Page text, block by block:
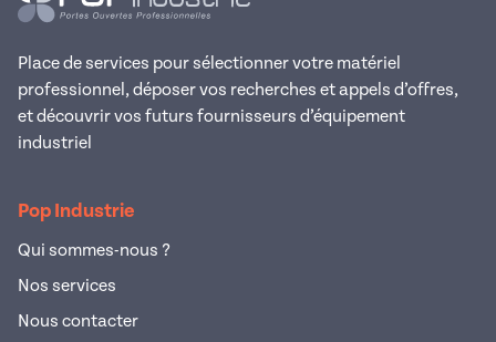
Place de services pour sélectionner votre matériel
professionnel, déposer vos recherches et appels d’offres,
et découvrir vos futurs fournisseurs d’équipement
industriel
Pop Industrie
Qui sommes-nous ?
Nos services
Nous contacter